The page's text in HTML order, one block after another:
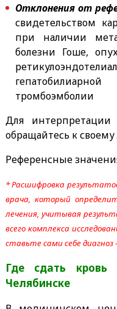
Отклонения от
свидетельством
при наличии
болезни Гоше,
тромбоэмболии
Для интерпретации
обращайтесь к
Референсные
* Расшифровка
врача, который
лечения, учитывая
всего комплекса
ставьте сами себе
Где сдать
Челябинске